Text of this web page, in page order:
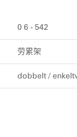
0 6 - 542
劳累架
dobbelt /